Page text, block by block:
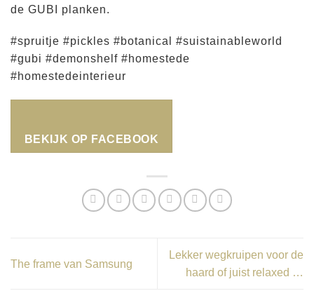
de GUBI planken.
#spruitje #pickles #botanical #suistainableworld
#gubi #demonshelf #homestede
#homestedeinterieur
BEKIJK OP FACEBOOK
The frame van Samsung
Lekker wegkruipen voor de
haard of juist relaxed …